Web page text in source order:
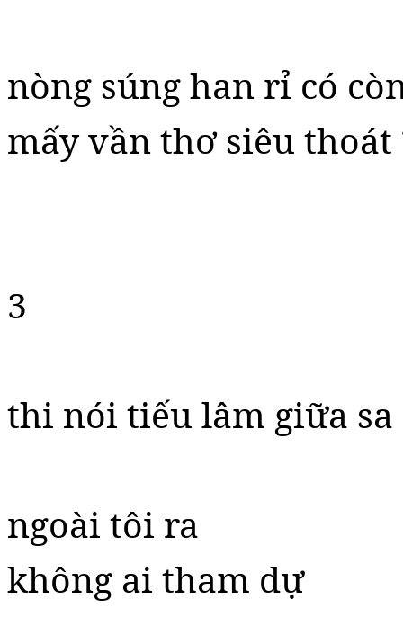
nòng súng han rỉ có
mấy vần thơ siêu thoát
3
thi nói tiếu lâm giữa sa
ngoài tôi ra
không ai tham dự